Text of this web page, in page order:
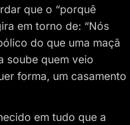
que o “porquê
em torno de: “Nós
do que uma maçã
soube quem veio
forma, um casamento
em tudo que a